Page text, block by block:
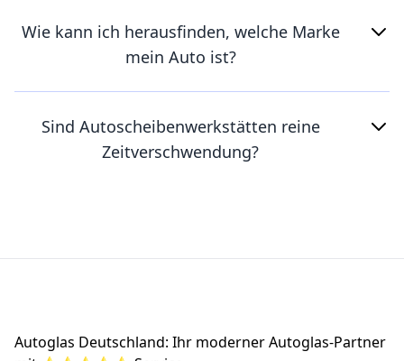
Wie kann ich herausfinden, welche Marke
mein Auto ist?
Sind Autoscheibenwerkstätten reine
Zeitverschwendung?
Autoglas Deutschland: Ihr moderner Autoglas-Partner